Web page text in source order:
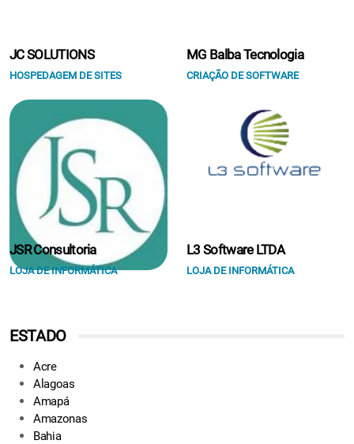
JC SOLUTIONS
HOSPEDAGEM DE SITES
MG Balba Tecnologia
CRIAÇÃO DE SOFTWARE
JSR Consultoria
LOJA DE INFORMÁTICA
L3 Software LTDA
LOJA DE INFORMÁTICA
ESTADO
Acre
Alagoas
Amapá
Amazonas
Bahia